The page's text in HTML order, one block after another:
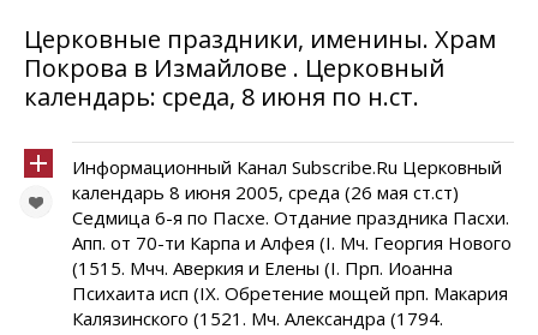
Церковные праздники, именины. Храм
Покрова в Измайлове . Церковный
календарь: среда, 8 июня по н.ст.
Информационный Канал Subscribe.Ru Церковный
календарь 8 июня 2005, среда (26 мая ст.ст)
Седмица 6-я по Пасхе. Отдание праздника Пасхи.
Апп. от 70-ти Карпа и Алфея (I. Мч. Георгия Нового
(1515. Мчч. Аверкия и Елены (I. Прп. Иоанна
Психаита исп (IX. Обретение мощей прп. Макария
Калязинского (1521. Мч. Александра (1794.